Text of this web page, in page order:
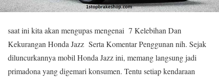
saat ini kita akan mengupas mengenai 7 Kelebihan Dan
Kekurangan Honda Jazz Serta Komentar Penggunan nih. Sejak
diluncurkannya mobil Honda Jazz ini, memang langsung jadi
primadona yang digemari konsumen. Tentu setiap kendaraan